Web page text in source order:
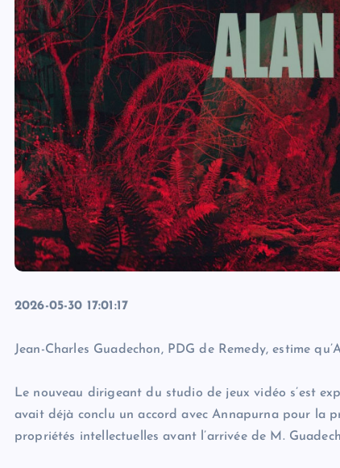
2026-05-30 17:01:17
Jean-Charles Guadechon, PDG de Remedy, estime
Le nouveau dirigeant du studio de jeux vidéo s’est
avait déjà conclu un accord avec Annapurna pour la
propriétés intellectuelles avant l’arrivée de M.